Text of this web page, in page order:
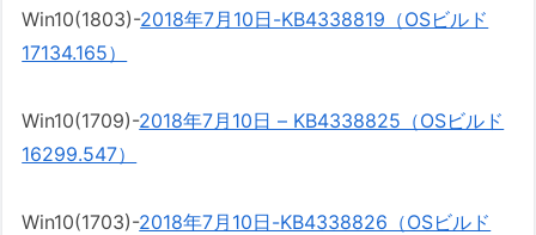
Win10(1803)-2018年7月10日-KB4338819（OSビルド
17134.165）
Win10(1709)-2018年7月10日 – KB4338825（OSビルド
16299.547）
Win10(1703)-2018年7月10日-KB4338826（OSビルド